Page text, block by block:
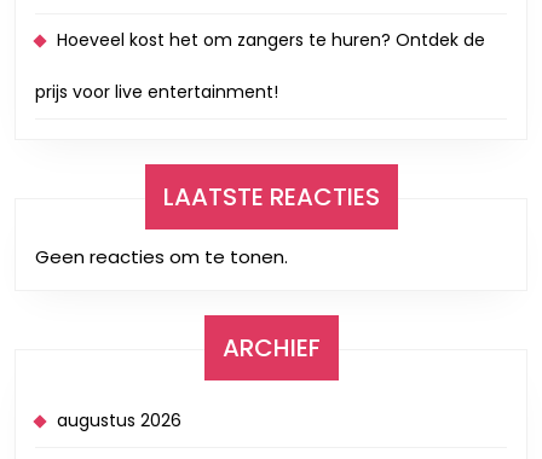
Hoeveel kost het om zangers te huren? Ontdek de
prijs voor live entertainment!
LAATSTE REACTIES
Geen reacties om te tonen.
ARCHIEF
augustus 2026